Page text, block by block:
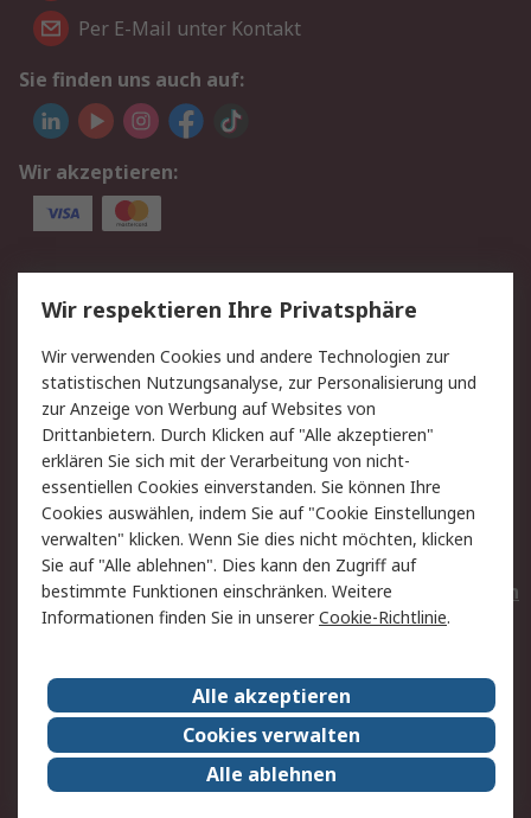
Per E-Mail unter Kontakt
Sie finden uns auch auf:
Wir akzeptieren:
Service
Value Added Services
Lieferlösungen
Rücksendungen
Kontakt
Hilfe
Privatkunden
Rechtliches
AGB
Datenschutz
Cookie-Richtlinie
Zahlungsbedingungen
Copyright/Impressum
Entsorgung
Elektrogeräte/Batterien
RS weltweit
Karriere bei RS
Nachhaltigkeit
Qualität/Umwelt/ZertifikatePresse-Center
Event-Center
Wir respektieren Ihre Privatsphäre
Wir verwenden Cookies und andere Technologien zur
statistischen Nutzungsanalyse, zur Personalisierung und
zur Anzeige von Werbung auf Websites von
Drittanbietern. Durch Klicken auf "Alle akzeptieren"
erklären Sie sich mit der Verarbeitung von nicht-
essentiellen Cookies einverstanden. Sie können Ihre
Cookies auswählen, indem Sie auf "Cookie Einstellungen
verwalten" klicken. Wenn Sie dies nicht möchten, klicken
Sie auf "Alle ablehnen". Dies kann den Zugriff auf
bestimmte Funktionen einschränken. Weitere
Informationen finden Sie in unsererCookie-Richtlinie.
Alle akzeptieren
Cookies verwalten
Alle ablehnen